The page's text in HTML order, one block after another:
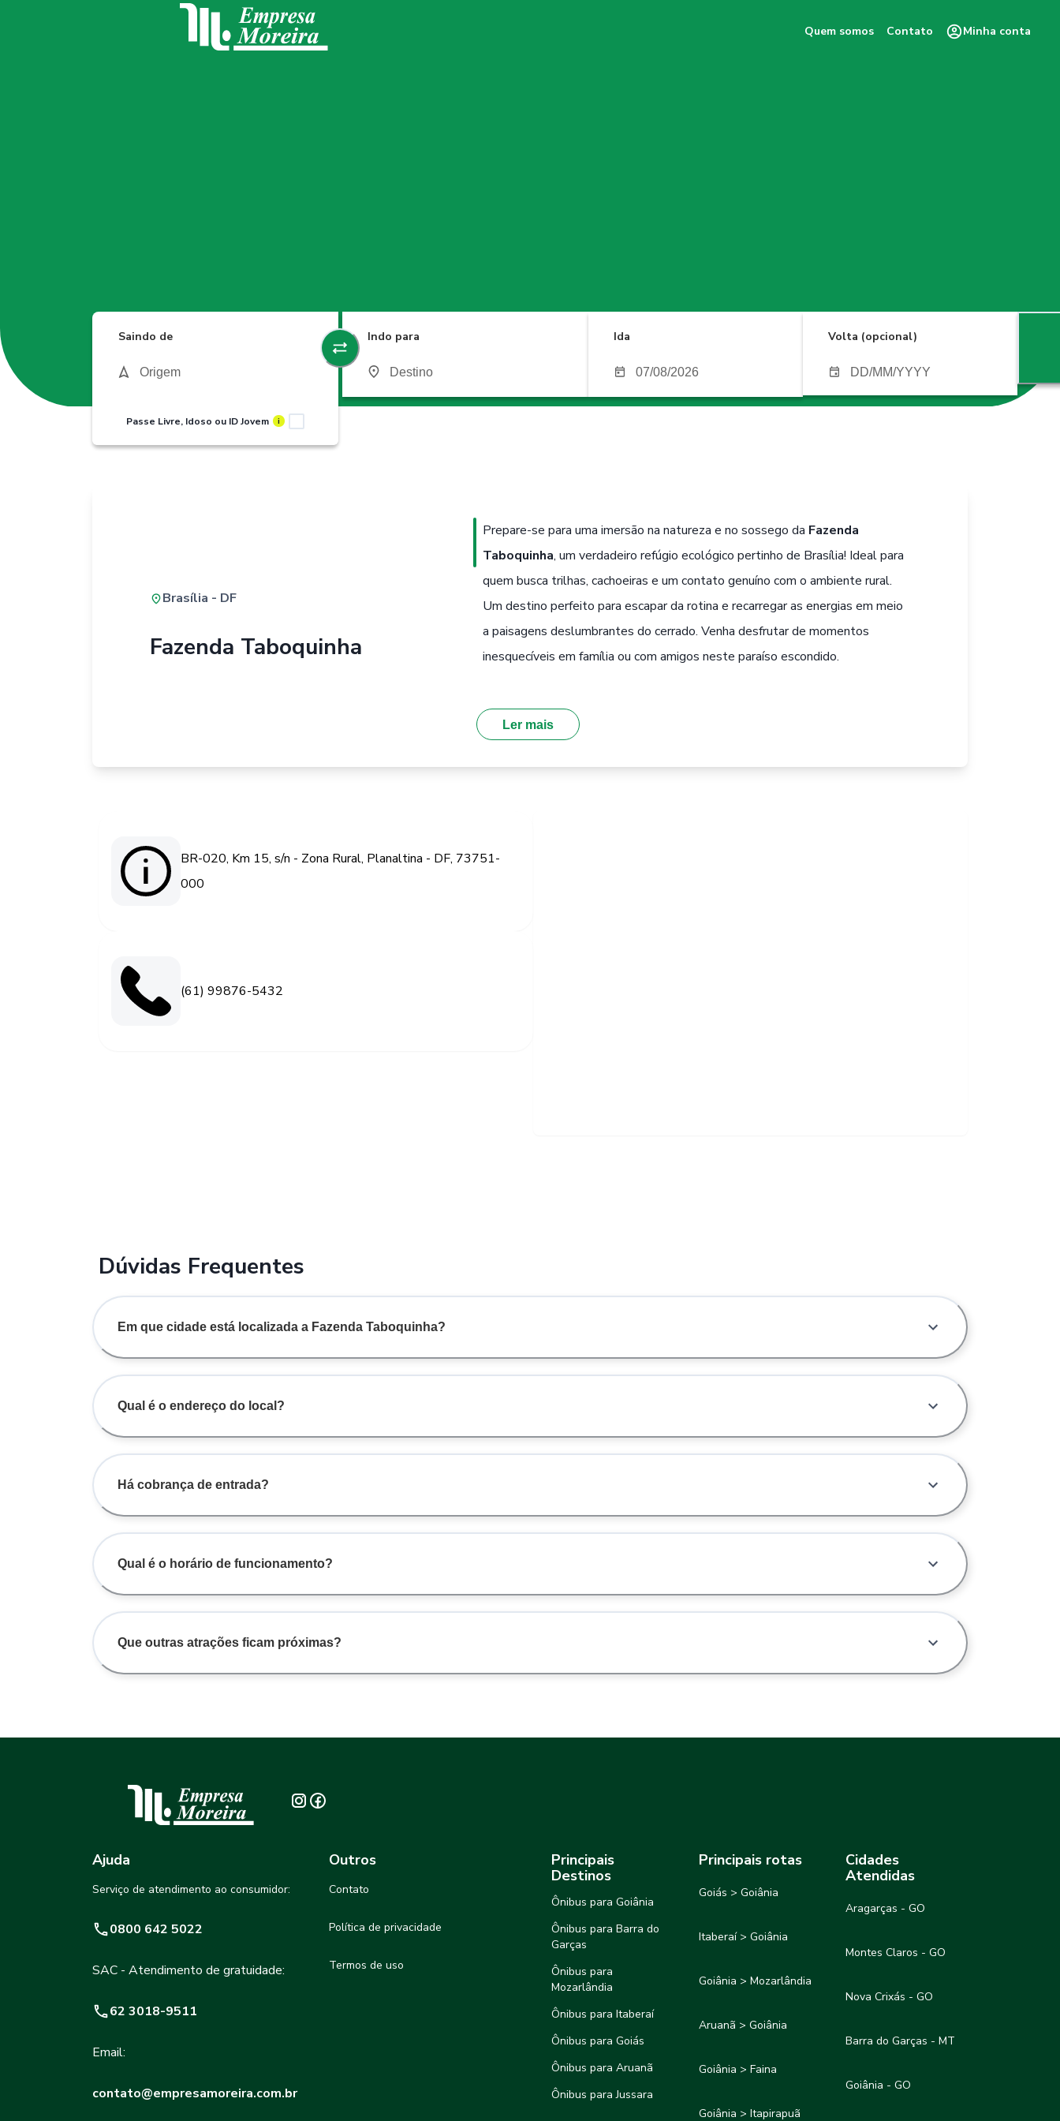
Quem somos Contato Minha conta
Saindo de
Passe Livre, Idoso ou ID Jovem i
Indo para Ida Volta (opcional)
Brasília - DF
Fazenda Taboquinha
Prepare-se para uma imersão na natureza e no sossego da Fazenda
Taboquinha, um verdadeiro refúgio ecológico pertinho de Brasília! Ideal para
quem busca trilhas, cachoeiras e um contato genuíno com o ambiente rural.
Um destino perfeito para escapar da rotina e recarregar as energias em meio
a paisagens deslumbrantes do cerrado. Venha desfrutar de momentos
inesquecíveis em família ou com amigos neste paraíso escondido.
Ler mais
BR-020, Km 15, s/n - Zona Rural, Planaltina - DF, 73751-
000
(61) 99876-5432
Dúvidas Frequentes
Em que cidade está localizada a Fazenda Taboquinha?
Qual é o endereço do local?
Há cobrança de entrada?
Qual é o horário de funcionamento?
Que outras atrações ficam próximas?
Ajuda
Serviço de atendimento ao consumidor:
0800 642 5022
SAC - Atendimento de gratuidade:
62 3018-9511
Email:
contato@empresamoreira.com.br
Outros
Contato
Política de privacidade
Termos de uso
Principais
Destinos
Ônibus para Goiânia
Ônibus para Barra do
Garças
Ônibus para
Mozarlândia
Ônibus para Itaberaí
Ônibus para Goiás
Ônibus para Aruanã
Ônibus para Jussara
Principais rotas
Goiás > Goiânia
Itaberaí > Goiânia
Goiânia > Mozarlândia
Aruanã > Goiânia
Goiânia > Faina
Goiânia > Itapirapuã
Cidades
Atendidas
Aragarças - GO
Montes Claros - GO
Nova Crixás - GO
Barra do Garças - MT
Goiânia - GO